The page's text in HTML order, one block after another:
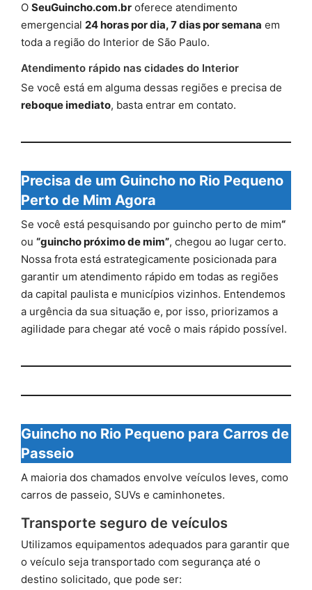
O SeuGuincho.com.br oferece atendimento
emergencial 24 horas por dia, 7 dias por semana em
toda a região do Interior de São Paulo.
Atendimento rápido nas cidades do Interior
Se você está em alguma dessas regiões e precisa de
reboque imediato, basta entrar em contato.
Precisa de um Guincho no Rio Pequeno
Perto de Mim Agora
Se você está pesquisando por guincho perto de mim“
ou “guincho próximo de mim”, chegou ao lugar certo.
Nossa frota está estrategicamente posicionada para
garantir um atendimento rápido em todas as regiões
da capital paulista e municípios vizinhos. Entendemos
a urgência da sua situação e, por isso, priorizamos a
agilidade para chegar até você o mais rápido possível.
Guincho no Rio Pequeno para Carros de
Passeio
A maioria dos chamados envolve veículos leves, como
carros de passeio, SUVs e caminhonetes.
Transporte seguro de veículos
Utilizamos equipamentos adequados para garantir que
o veículo seja transportado com segurança até o
destino solicitado, que pode ser: